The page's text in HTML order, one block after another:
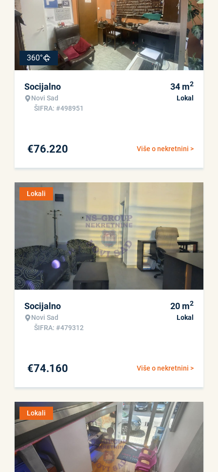
360°
Socijalno
Novi Sad
ŠIFRA: #498951
34 m2
Lokal
Više o nekretnini >
€76.220
Lokali
Socijalno
Novi Sad
ŠIFRA: #479312
20 m2
Lokal
Više o nekretnini >
€74.160
Lokali